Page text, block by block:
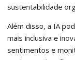
sustentabilidade
Além disso, a IA
mais inclusiva e
sentimentos e